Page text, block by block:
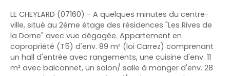
LE CHEYLARD (07160) - A quelques minutes du centre-
ville, situé au 2ème étage des résidences "Les Rives de
la Dorne" avec vue dégagée. Appartement en
copropriété (T5) d'env. 89 m² (loi Carrez) comprenant
un hall d'entrée avec rangements, une cuisine d'env. 11
m² avec balconnet, un salon/ salle à manger d'env. 28